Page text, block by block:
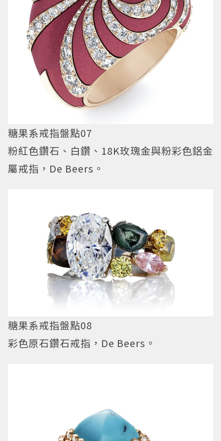
糖果系戒指盤點07
粉紅色鑽石、白鑽、18K玫瑰金與粉彩色鋁金
屬戒指，De Beers。
糖果系戒指盤點08
彩色原石鑽石戒指，De Beers。